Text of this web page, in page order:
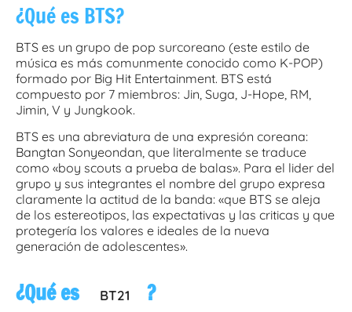
¿Qué es BTS?
BTS es un grupo de pop surcoreano (este estilo de
música es más comunmente conocido como K-POP)
formado por Big Hit Entertainment. BTS está
compuesto por 7 miembros: Jin, Suga, J-Hope, RM,
Jimin, V y Jungkook.
BTS es una abreviatura de una expresión coreana:
Bangtan Sonyeondan, que literalmente se traduce
como «boy scouts a prueba de balas». Para el lider del
grupo y sus integrantes el nombre del grupo expresa
claramente la actitud de la banda: «que BTS se aleja
de los estereotipos, las expectativas y las criticas y que
protegería los valores e ideales de la nueva
generación de adolescentes».
¿Qué es BT21 ?